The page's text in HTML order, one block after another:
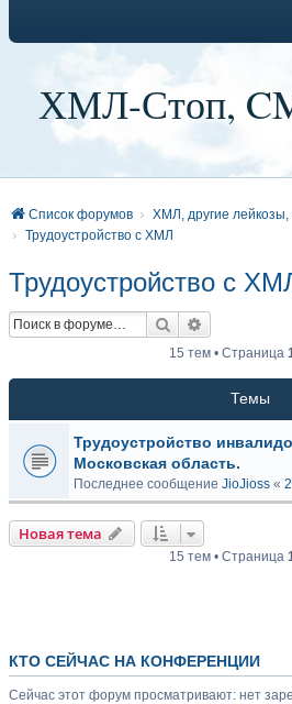
ХМЛ-Стоп,
Список форумов
ХМЛ, другие
Трудоустройство с ХМЛ
Трудоустройство с
Поиск
15 тем • Страница
Темы
Трудоустройство
Московская область.
Последнее сообщение JioJioss «
Новая тема
15 тем • Страница
КТО СЕЙЧАС НА КОНФЕРЕНЦИИ
Сейчас этот форум просматривают: нет